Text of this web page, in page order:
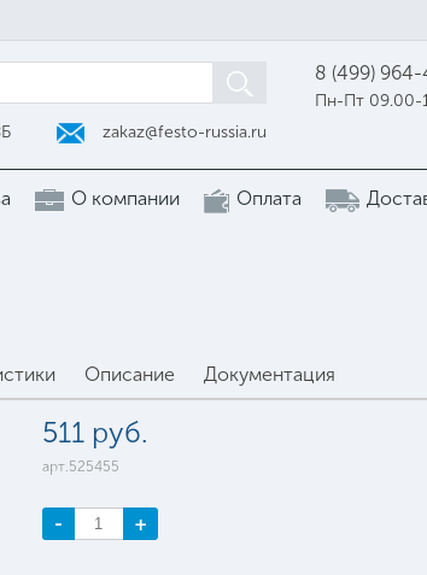
zakaz@festo-russia.ru
8 (499)
Пн-Пт 09.00-
О компании Оплата
Описание Документация
511 руб.
арт.525455
- +